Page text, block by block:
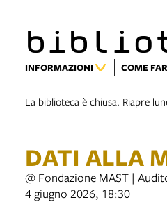
INFORMAZIONI COME
La biblioteca è chiusa. Riapre
DATI ALLA
@ Fondazione MAST |
4 giugno 2026, 18:30